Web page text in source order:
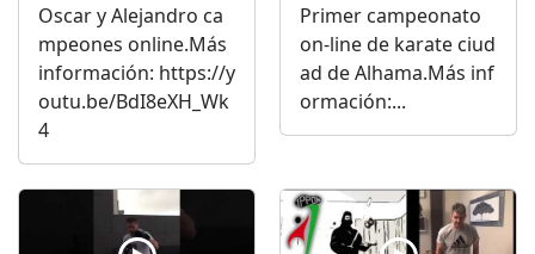
Oscar y Alejandro ca
mpeones online.Más
información: https://y
outu.be/BdI8eXH_Wk
4
Primer campeonato
on-line de karate ciud
ad de Alhama.Más inf
ormación:...